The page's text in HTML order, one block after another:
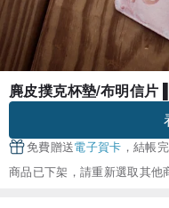
麂皮撲克杯墊/布明信
免費贈送電子賀卡 ，結帳
商品已下架，請重新選取其他